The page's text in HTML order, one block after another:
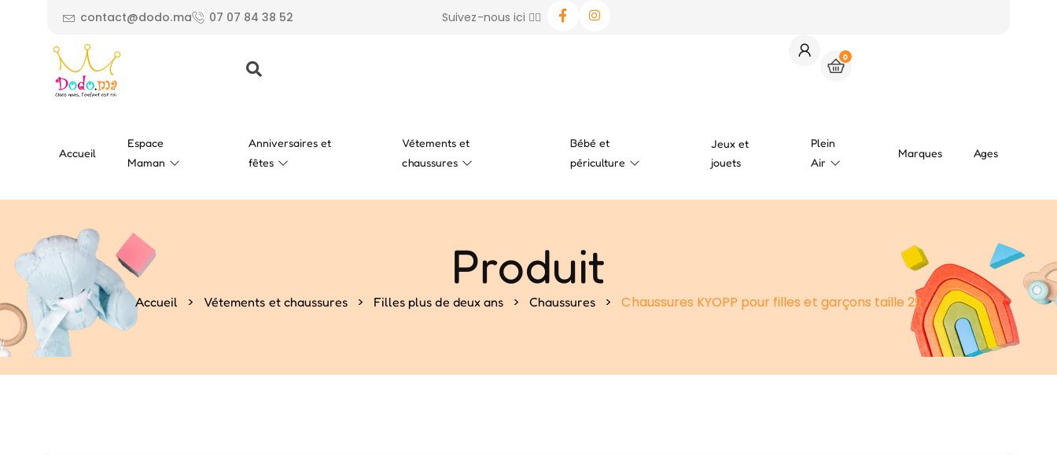
contact@dodo.ma 07 07 84 38 52 Suivez-nous ici 👉🏻
0
Accueil
Espace
Maman
Anniversaires et
fêtes
Vétements et
chaussures
Bébé et
périculture
Jeux et
jouets
Plein
Air
Marques Ages
Produit
Accueil > Vétements et chaussures > Filles plus de deux ans > Chaussures > Chaussures KYOPP pour filles et garçons taille 29